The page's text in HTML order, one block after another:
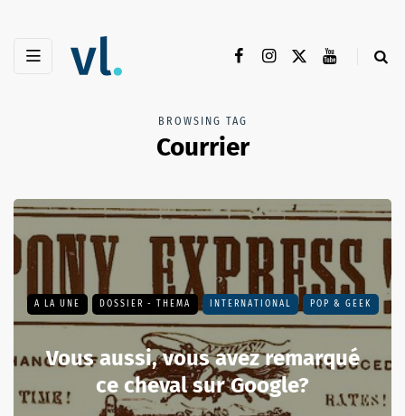
BROWSING TAG
Courrier
A LA UNE DOSSIER - THEMA INTERNATIONAL POP & GEEK
Vous aussi, vous avez remarqué
ce cheval sur Google?